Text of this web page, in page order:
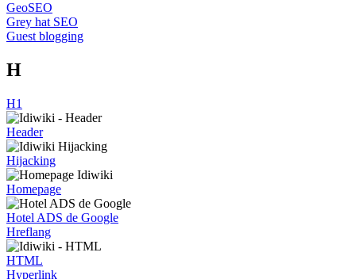
GeoSEO
Grey hat SEO
Guest blogging
H
H1
Header
Hijacking
Homepage
Hotel ADS de Google
Hreflang
HTML
Hyperlink